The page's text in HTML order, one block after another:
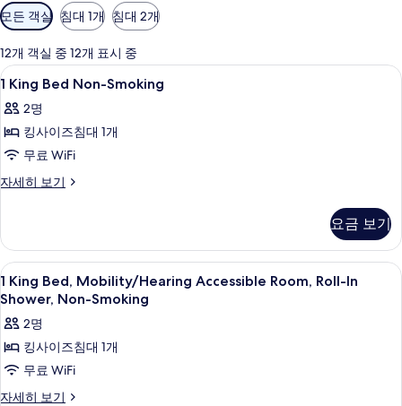
객
실
에
사
용
가
능
한
터
모든 객실 침대 1개 침대 2개
12개 객실 중 12개 표시 중
1
King
Bed
Non-
Smoking
사
두
보
기
6
1 King Bed Non-Smoking
2명
킹사이즈침대 1개
무료 WiFi
자세히 보기
1
Smoking
자
세
히
기
요금 보기
1
King
Bed,
Mobility/Hearing
Accessible
Room,
Roll-
6
1 King Bed, Mobility/Hearing Accessible Room, Roll-In
Shower, Non-Smoking
2명
킹사이즈침대 1개
무료 WiFi
자세히 보기
1